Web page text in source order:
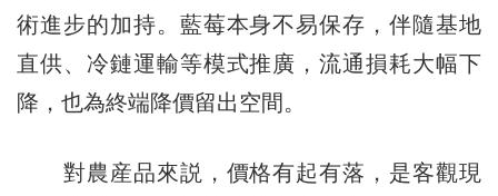
術進步的加持。藍莓本身不易保存，伴隨基地
直供、冷鏈運輸等模式推廣，流通損耗大幅下
降，也為終端降價留出空間。
對農産品來説，價格有起有落，是客觀現